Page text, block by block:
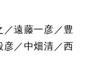
遠藤一彦／豊
彦／中畑清／西